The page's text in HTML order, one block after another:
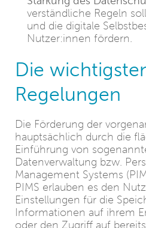
verständliche Regeln
und die digitale
Nutzer:innen fördern.
Die
Regelungen
Die Förderung der
hauptsächlich durch die
Einführung von
Datenverwaltung bzw.
Management Systems
PIMS erlauben es den
Einstellungen für die
Informationen auf ihrem
oder den Zugriff auf